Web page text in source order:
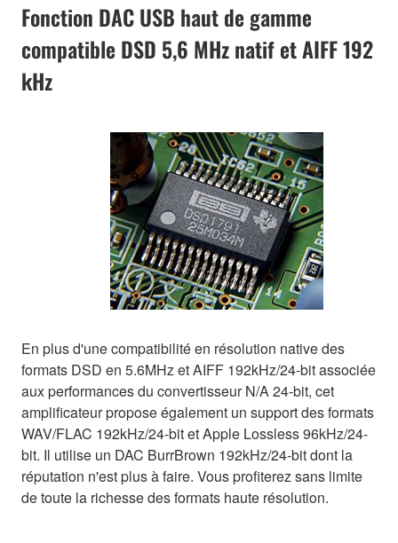
Fonction DAC USB haut de gamme
compatible DSD 5,6 MHz natif et AIFF 192
kHz
En plus d'une compatibilité en résolution native des
formats DSD en 5.6MHz et AIFF 192kHz/24-bit associée
aux performances du convertisseur N/A 24-bit, cet
amplificateur propose également un support des formats
WAV/FLAC 192kHz/24-bit et Apple Lossless 96kHz/24-
bit. Il utilise un DAC BurrBrown 192kHz/24-bit dont la
réputation n'est plus à faire. Vous profiterez sans limite
de toute la richesse des formats haute résolution.